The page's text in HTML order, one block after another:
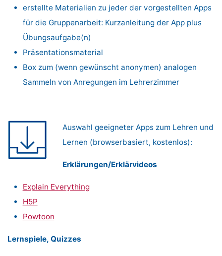
erstellte Materialien zu jeder der vorgestellten Apps
für die Gruppenarbeit: Kurzanleitung der App plus
Übungsaufgabe(n)
Präsentationsmaterial
Box zum (wenn gewünscht anonymen) analogen
Sammeln von Anregungen im Lehrerzimmer
Auswahl geeigneter Apps zum Lehren und
Lernen (browserbasiert, kostenlos):
Erklärungen/Erklärvideos
Explain Everything
H5P
Powtoon
Lernspiele, Quizzes